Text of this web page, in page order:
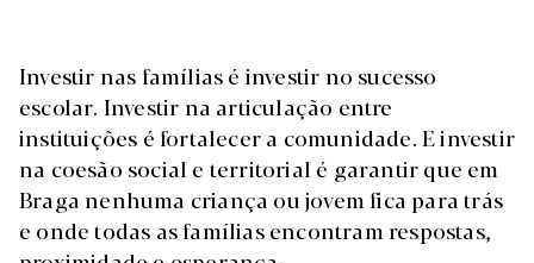
Investir nas famílias é investir no sucesso
escolar. Investir na articulação entre
instituições é fortalecer a comunidade. E investir
na coesão social e territorial é garantir que em
Braga nenhuma criança ou jovem fica para trás
e onde todas as famílias encontram respostas,